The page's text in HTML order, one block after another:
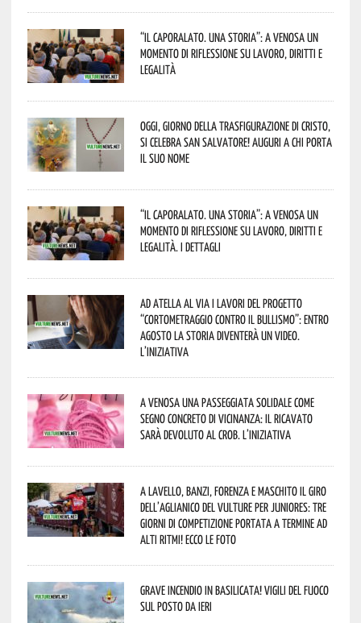
“Il caporalato. Una storia”: a Venosa un
momento di riflessione su lavoro, diritti e
legalità
Oggi, giorno della Trasfigurazione di Cristo,
si celebra San Salvatore! Auguri a chi porta
il suo nome
“Il caporalato. Una storia”: a Venosa un
momento di riflessione su lavoro, diritti e
legalità. I dettagli
Ad Atella al via i lavori del progetto
“Cortometraggio contro il bullismo”: entro
agosto la storia diventerà un video.
L’iniziativa
A Venosa una passeggiata solidale come
segno concreto di vicinanza: il ricavato
sarà devoluto al CROB. L’iniziativa
A Lavello, Banzi, Forenza e Maschito il Giro
dell’Aglianico del Vulture per juniores: tre
giorni di competizione portata a termine ad
alti ritmi! Ecco le foto
Grave incendio in Basilicata! Vigili del fuoco
sul posto da ieri